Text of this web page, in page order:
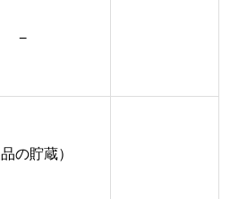
−
品の貯蔵）